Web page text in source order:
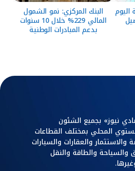
البنك المركزي: نمو الشمول
المالي 229% خلال 10 سنوات
بدعم المبادرات الوطنية
نيوز» بجميع الشئون
المحلي بمختلف القطاعات
والاستثمار والعقارات والسيارات
والسياحة والطاقة والنقل